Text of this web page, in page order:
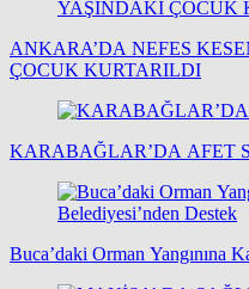
ANKARA’DA NEFES
ÇOCUK KURTARILDI
KARABAĞLAR’DA AFET
Buca’daki Orman Yangınına